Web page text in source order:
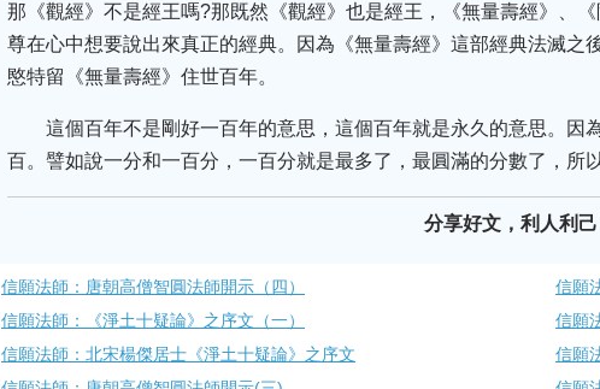
那《觀經》不是經王嗎?那既然《觀經》也是經王，《無量壽經》、
尊在心中想要說出來真正的經典。因為《無量壽經》這部經典法滅
愍特留《無量壽經》住世百年。
這個百年不是剛好一百年的意思，這個百年就是永久的意思。因
百。譬如說一分和一百分，一百分就是最多了，最圓滿的分數了，所
分享好文，利人利
信願法師：唐朝高僧智圓法師開示（四）
信願
信願法師：《淨土十疑論》之序文（一）
信願
信願法師：北宋楊傑居士《淨土十疑論》之序文
信願